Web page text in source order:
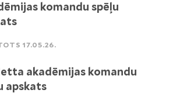
komandu spēļu
17.05.26.
akadēmijas komandu
apskats